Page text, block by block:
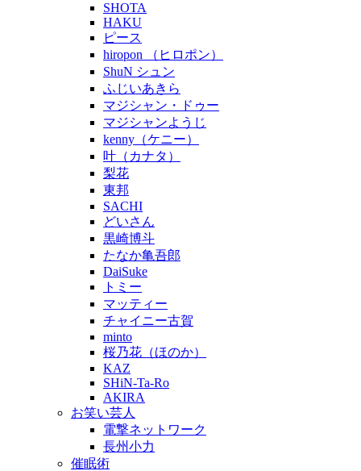
SHOTA
HAKU
ピース
hiropon （ヒロポン）
ShuN シュン
ふじいあきら
マジシャン・ドゥー
マジシャンようじ
kenny（ケニー）
叶（カナタ）
梨花
東邦
SACHI
どいさん
黒崎博斗
たなか亀吾郎
DaiSuke
トミー
マッティー
チャイニー古賀
minto
桜乃花（ほのか）
KAZ
SHiN-Ta-Ro
AKIRA
お笑い芸人
電撃ネットワーク
長州小力
催眠術